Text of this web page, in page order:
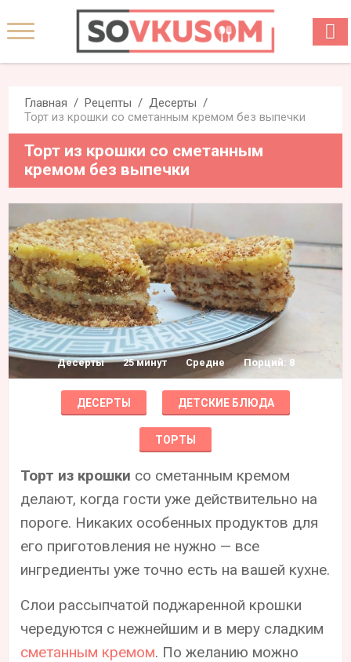
Главная Рецепты
Десерты
Торт из крошки со сметанным кремом без выпечки
Торт из крошки со сметанным
кремом без выпечки
Десерты 25 минут Средне Порций: 8
ДЕСЕРТЫ ДЕТСКИЕ БЛЮДА
ТОРТЫ
Торт из крошки со сметанным кремом
делают, когда гости уже действительно на
пороге. Никаких особенных продуктов для
его приготовления не нужно — все
ингредиенты уже точно есть на вашей кухне.
Слои рассыпчатой поджаренной крошки
чередуются с нежнейшим и в меру сладким
сметанным кремом. По желанию можно